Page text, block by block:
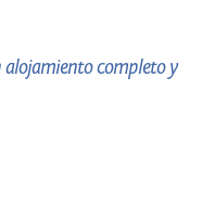
alojamiento completo y